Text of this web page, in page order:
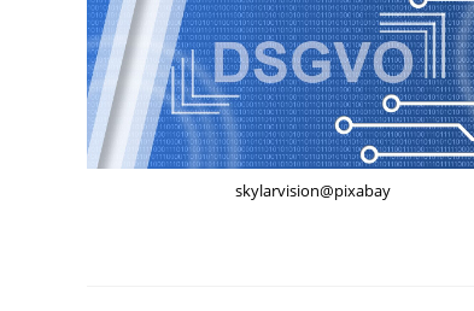
skylarvision@pixabay